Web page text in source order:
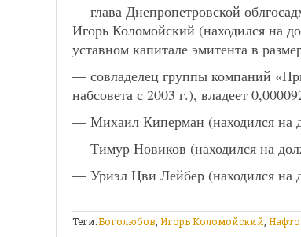
— глава Днепропетровской
Игорь Коломойский (находился на
уставном капитале эмитента в
— совладелец группы компаний
набсовета с 2003 г.), владеет
— Михаил Киперман (находился на
— Тимур Новиков (находился на
— Уриэл Цви Лейбер (находился на
Теги:Боголюбов Игорь Коломойский